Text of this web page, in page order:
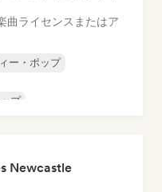
曲ライセンスまたはア
ー・ポップ
プ
Newcastle